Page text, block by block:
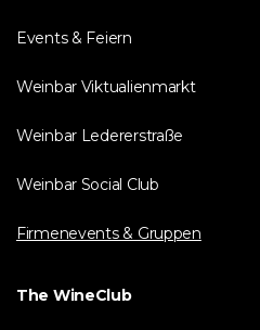
Events & Feiern
Weinbar Viktualienmarkt
Weinbar Ledererstraße
Weinbar Social Club
Firmenevents & Gruppen
The WineClub